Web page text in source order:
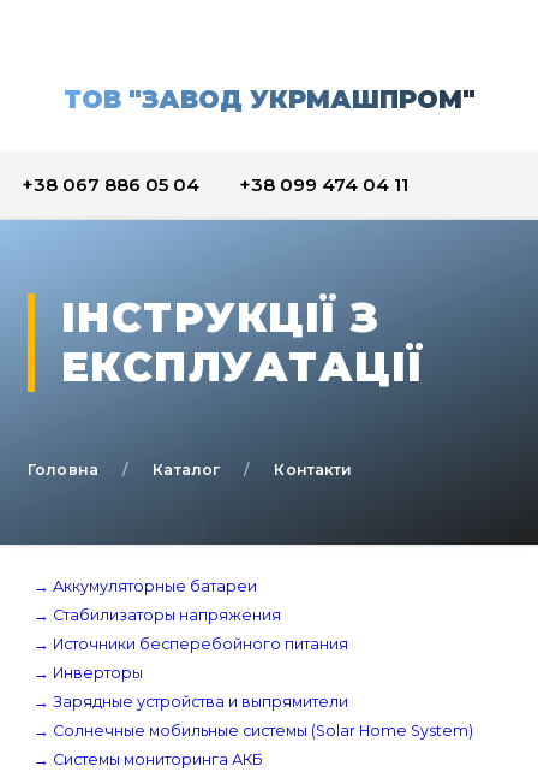
ТОВ "ЗАВОД УКРМАШПРОМ"
+38 067 886 05 04 +38 099 474 04 11
ІНСТРУКЦІЇ З
ЕКСПЛУАТАЦІЇ
Головна Каталог Контакти
→ Аккумуляторные батареи
→ Стабилизаторы напряжения
→ Источники бесперебойного питания
→ Инверторы
→ Зарядные устройства и выпрямители
→ Солнечные мобильные системы (Solar Home System)
→ Системы мониторинга АКБ